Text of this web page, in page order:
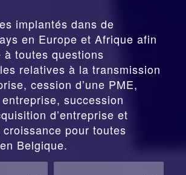
implantés dans de
en Europe et Afrique afin
à toutes questions
relatives à la transmission
cession d’une PME,
entreprise, succession
d’entreprise et
pour toutes
Belgique.